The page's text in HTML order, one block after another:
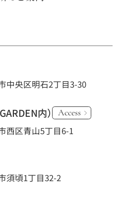
中央区明石2丁目3-30
内） Access
西区青山5丁目6-1
須頃1丁目32-2